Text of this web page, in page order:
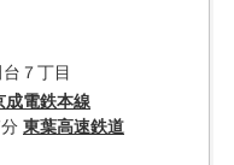
台７丁目
成電鉄本線
東葉高速鉄道